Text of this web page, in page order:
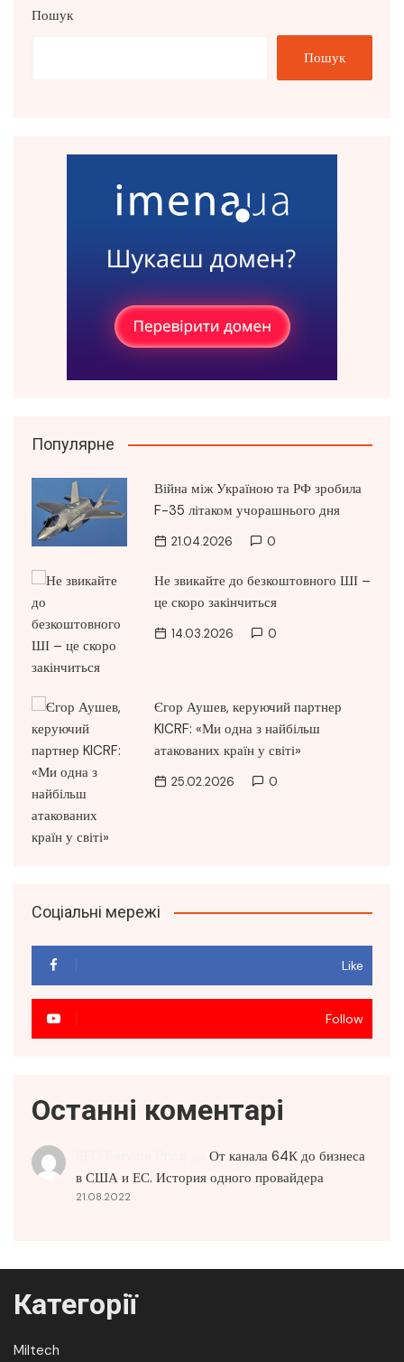
Пошук
Пошук
Популярне
Війна між Україною та РФ зробила
F-35 літаком учорашнього дня
21.04.2026 0
Не звикайте до безкоштовного ШІ –
це скоро закінчиться
14.03.2026 0
Єгор Аушев, керуючий партнер
KICRF: «Ми одна з найбільш
атакованих країн у світі»
25.02.2026 0
Соціальні мережі
Like
Follow
Останні коментарі
От канала 64К до бизнеса
в США и ЕС. История одного провайдера
21.08.2022
Категорії
Miltech